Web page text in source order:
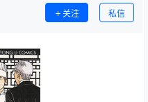
关注 私信